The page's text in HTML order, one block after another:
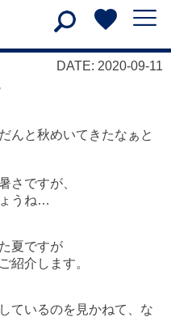
DATE: 2020-09-11
んと秋めいてきたなぁと
さですが、
うね…
夏ですが
紹介します。
ているのを見かねて、な